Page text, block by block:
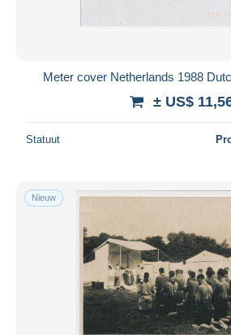
Meter cover Netherlands 1988
± US$
Statuut
Nieuw